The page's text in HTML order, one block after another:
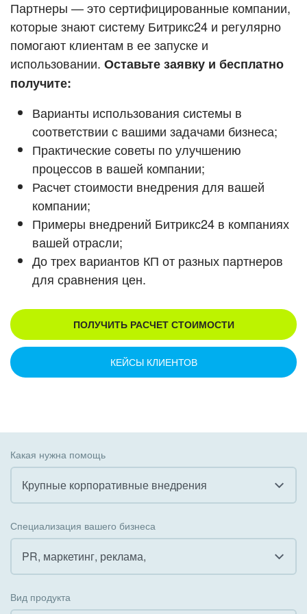
ВХОД
ВХОД
Смотреть видеокейсы
Партнеры — это сертифицированные компании,
которые знают систему Битрикс24 и регулярно
помогают клиентам в ее запуске и
использовании. Оставьте заявку и бесплатно
получите:
Варианты использования системы в
соответствии с вашими задачами бизнеса;
Практические советы по улучшению
процессов в вашей компании;
Расчет стоимости внедрения для вашей
компании;
Примеры внедрений Битрикс24 в компаниях
вашей отрасли;
До трех вариантов КП от разных партнеров
для сравнения цен.
ПОЛУЧИТЬ РАСЧЕТ СТОИМОСТИ
КЕЙСЫ КЛИЕНТОВ
Какая нужна помощь
Крупные корпоративные внедрения
Внедрение КЭДО
Интеграция с 1С
Специализация вашего бизнеса
PR, маркетинг, реклама,
Вид продукта